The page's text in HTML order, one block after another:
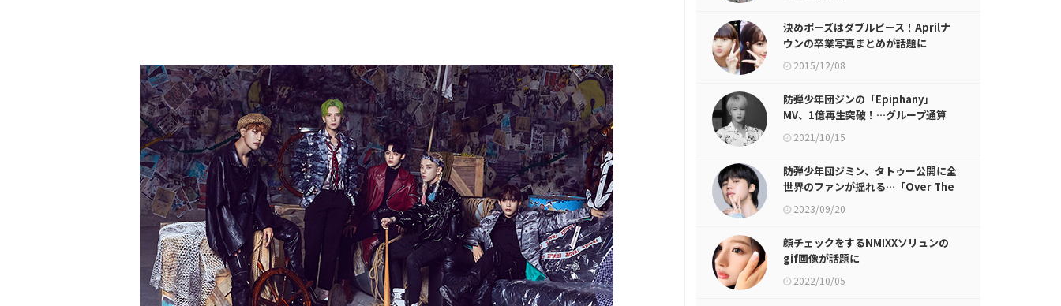
決めポーズはダブルピース！Aprilナ
ウンの卒業写真まとめが話題に
2015/12/08
防弾少年団ジンの「Epiphany」
MV、1億再生突破！…グループ通算
35回目の1億再生
2021/10/15
防弾少年団ジミン、タトゥー公開に全
世界のファンが揺れる…「Over The
Moon」海外メディアも集中的に取り
扱う
2023/09/20
顔チェックをするNMIXXソリュンの
gif画像が話題に
2022/10/05